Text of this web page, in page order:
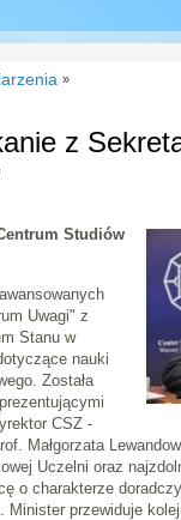
»
z
Studiów
Uwagi" z
Stanu w
nauki
Została
CSZ -
Małgorzata
Uczelni oraz
o charakterze
przewiduje